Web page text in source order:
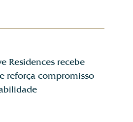
Residences recebe
reforça compromisso